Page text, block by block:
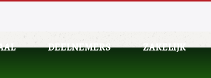
DEELNEMERS ZAKELIJK